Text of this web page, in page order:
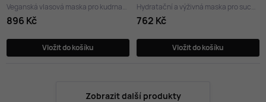
Veganská vlasová maska pro kudrnaté vlasy
896 Kč
Vložit do košíku
Hydratační a výživná maska pro suché vlasy
762 Kč
Vložit do košíku
Zobrazit další produkty